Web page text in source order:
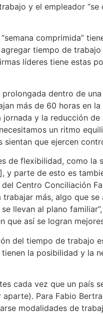
y el empleador
comprimida”
tiempo de
líderes tiene estas
dentro de
más de 60 horas en
jornada y la reducción
un ritmo
sientan que ejercen
de flexibilidad, como
y parte de esto es
Centro Conciliación
trabajar más, algo que
llevan al plano
que así se logran
del tiempo de trabajo
tienen la posibilidad y la
cada vez que un país
Para Fabio
modalidades de